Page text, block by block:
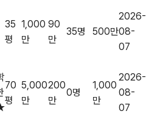
35
평
1,000
만
90
만
35명 500만
2026-
08-
07
70
평
5,000
만
200
만
0명
1,000
만
2026-
08-
07